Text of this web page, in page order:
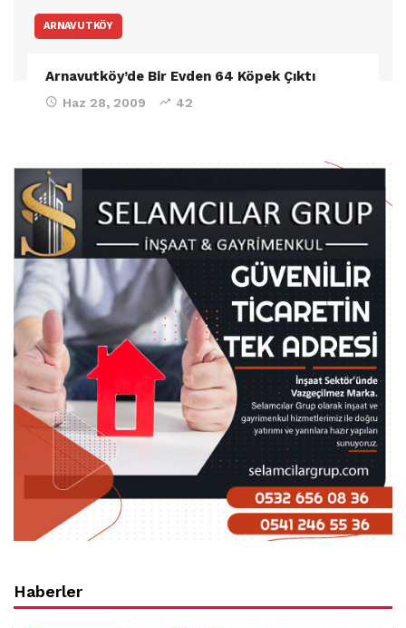
ARNAVUTKÖY
Arnavutköy’de Bir Evden 64 Köpek Çıktı
Haz 28, 2009 42
Haberler